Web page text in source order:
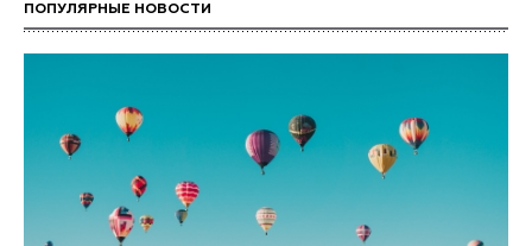
ПОПУЛЯРНЫЕ НОВОСТИ